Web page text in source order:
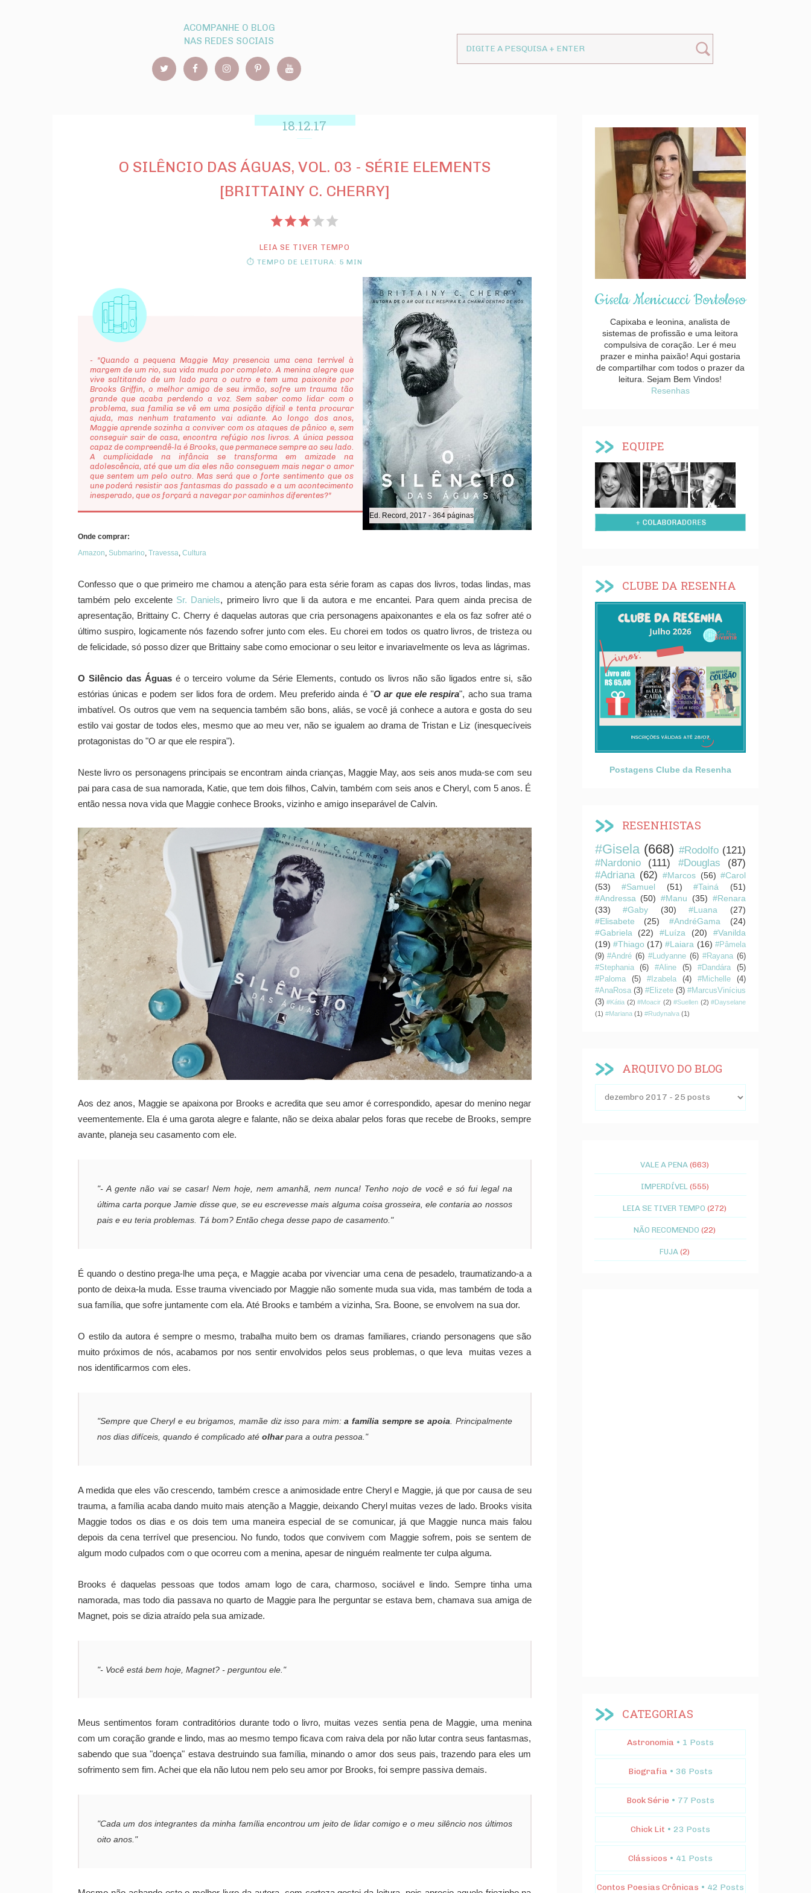
ACOMPANHE O BLOG
NAS REDES SOCIAIS
18.12.17
O SILÊNCIO DAS ÁGUAS, VOL. 03 - SÉRIE ELEMENTS
[BRITTAINY C. CHERRY]
LEIA SE TIVER TEMPO
⏱ TEMPO DE LEITURA: 5 MIN
Ed. Record, 2017 - 364 páginas
- "Quando a pequena Maggie May presencia uma cena terrível à
margem de um rio, sua vida muda por completo. A menina alegre que
vive saltitando de um lado para o outro e tem uma paixonite por
Brooks Griffin, o melhor amigo de seu irmão, sofre um trauma tão
grande que acaba perdendo a voz. Sem saber como lidar com o
problema, sua família se vê em uma posição difícil e tenta procurar
ajuda, mas nenhum tratamento vai adiante. Ao longo dos anos,
Maggie aprende sozinha a conviver com os ataques de pânico e, sem
conseguir sair de casa, encontra refúgio nos livros. A única pessoa
capaz de compreendê-la é Brooks, que permanece sempre ao seu lado.
A cumplicidade na infância se transforma em amizade na
adolescência, até que um dia eles não conseguem mais negar o amor
que sentem um pelo outro. Mas será que o forte sentimento que os
une poderá resistir aos fantasmas do passado e a um acontecimento
inesperado, que os forçará a navegar por caminhos diferentes?"
Onde comprar:
Amazon, Submarino, Travessa, Cultura
Confesso que o que primeiro me chamou a atenção para esta série foram as capas dos livros, todas lindas, mas
também pelo excelente Sr. Daniels, primeiro livro que li da autora e me encantei. Para quem ainda precisa de
apresentação, Brittainy C. Cherry é daquelas autoras que cria personagens apaixonantes e ela os faz sofrer até o
último suspiro, logicamente nós fazendo sofrer junto com eles. Eu chorei em todos os quatro livros, de tristeza ou
de felicidade, só posso dizer que Brittainy sabe como emocionar o seu leitor e invariavelmente os leva as lágrimas.
O Silêncio das Águas é o terceiro volume da Série Elements, contudo os livros não são ligados entre si, são
estórias únicas e podem ser lidos fora de ordem. Meu preferido ainda é "O ar que ele respira", acho sua trama
imbatível. Os outros que vem na sequencia também são bons, aliás, se você já conhece a autora e gosta do seu
estilo vai gostar de todos eles, mesmo que ao meu ver, não se igualem ao drama de Tristan e Liz (inesquecíveis
protagonistas do "O ar que ele respira").
Neste livro os personagens principais se encontram ainda crianças, Maggie May, aos seis anos muda-se com seu
pai para casa de sua namorada, Katie, que tem dois filhos, Calvin, também com seis anos e Cheryl, com 5 anos. É
então nessa nova vida que Maggie conhece Brooks, vizinho e amigo inseparável de Calvin.
Aos dez anos, Maggie se apaixona por Brooks e acredita que seu amor é correspondido, apesar do menino negar
veementemente. Ela é uma garota alegre e falante, não se deixa abalar pelos foras que recebe de Brooks, sempre
avante, planeja seu casamento com ele.
"- A gente não vai se casar! Nem hoje, nem amanhã, nem nunca! Tenho nojo de você e só fui legal na
última carta porque Jamie disse que, se eu escrevesse mais alguma coisa grosseira, ele contaria ao nossos
pais e eu teria problemas. Tá bom? Então chega desse papo de casamento."
É quando o destino prega-lhe uma peça, e Maggie acaba por vivenciar uma cena de pesadelo, traumatizando-a a
ponto de deixa-la muda. Esse trauma vivenciado por Maggie não somente muda sua vida, mas também de toda a
sua família, que sofre juntamente com ela. Até Brooks e também a vizinha, Sra. Boone, se envolvem na sua dor.
O estilo da autora é sempre o mesmo, trabalha muito bem os dramas familiares, criando personagens que são
muito próximos de nós, acabamos por nos sentir envolvidos pelos seus problemas, o que leva muitas vezes a
nos identificarmos com eles.
"Sempre que Cheryl e eu brigamos, mamãe diz isso para mim:a família sempre se apoia. Principalmente
nos dias difíceis, quando é complicado até olharpara a outra pessoa."
A medida que eles vão crescendo, também cresce a animosidade entre Cheryl e Maggie, já que por causa de seu
trauma, a família acaba dando muito mais atenção a Maggie, deixando Cheryl muitas vezes de lado. Brooks visita
Maggie todos os dias e os dois tem uma maneira especial de se comunicar, já que Maggie nunca mais falou
depois da cena terrível que presenciou. No fundo, todos que convivem com Maggie sofrem, pois se sentem de
algum modo culpados com o que ocorreu com a menina, apesar de ninguém realmente ter culpa alguma.
Brooks é daquelas pessoas que todos amam logo de cara, charmoso, sociável e lindo. Sempre tinha uma
namorada, mas todo dia passava no quarto de Maggie para lhe perguntar se estava bem, chamava sua amiga de
Magnet, pois se dizia atraído pela sua amizade.
"- Você está bem hoje, Magnet? - perguntou ele."
Meus sentimentos foram contraditórios durante todo o livro, muitas vezes sentia pena de Maggie, uma menina
com um coração grande e lindo, mas ao mesmo tempo ficava com raiva dela por não lutar contra seus fantasmas,
sabendo que sua "doença" estava destruindo sua família, minando o amor dos seus pais, trazendo para eles um
sofrimento sem fim. Achei que ela não lutou nem pelo seu amor por Brooks, foi sempre passiva demais.
"Cada um dos integrantes da minha família encontrou um jeito de lidar comigo e o meu silêncio nos últimos
oito anos."
Gisela Menicucci Bortoloso
Capixaba e leonina, analista de
sistemas de profissão e uma leitora
compulsiva de coração. Ler é meu
prazer e minha paixão! Aqui gostaria
de compartilhar com todos o prazer da
leitura. Sejam Bem Vindos!
Resenhas
EQUIPE
CLUBE DA RESENHA
Postagens Clube da Resenha
RESENHISTAS
#Gisela (668) #Rodolfo (121)
#Nardonio
(111) #Douglas
(87)
#Adriana (62) #Marcos (56) #Carol
(53)
#Samuel (51) #Tainá
(51)
#Andressa (50) #Manu (35) #Renara
(33)
#Gaby (30) #Luana
(27)
#Elisabete
(25) #AndréGama
(24)
#Gabriela
(22) #Luíza (20)
#Vanilda
(19) #Thiago (17) #Laiara (16) #Pâmela
(9) #André (6) #Ludyanne (6) #Rayana (6)
#Stephania
(6) #Aline (5) #Dandára
(5)
#Paloma
(5) #Izabela (4) #Michelle
(4)
#AnaRosa (3) #Elizete (3) #MarcusVinícius
(3) #Kátia (2) #Moacir (2) #Suellen (2) #Dayselane
(1) #Mariana (1) #Rudynalva (1)
ARQUIVO DO BLOG
VALE A PENA (663)
IMPERDÍVEL (555)
LEIA SE TIVER TEMPO (272)
NÃO RECOMENDO (22)
FUJA (2)
CATEGORIAS
Astronomia • 1 Posts
Biografia • 36 Posts
Book Série • 77 Posts
Chick Lit • 23 Posts
Clássicos • 41 Posts
Contos Poesias Crônicas • 42 Posts